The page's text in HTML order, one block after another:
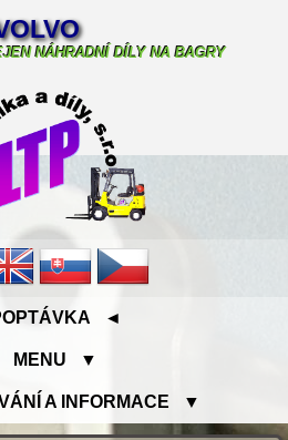
NÁHRADNÍ DÍLY NA BAGRY
◄
MENU ▼
A INFORMACE ▼